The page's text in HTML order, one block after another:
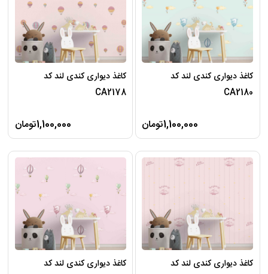
کاغذ دیواری کندی لند کد
CA2180
1,100,000تومان
کاغذ دیواری کندی لند کد
CA2178
1,100,000تومان
کاغذ دیواری کندی لند کد
کاغذ دیواری کندی لند کد